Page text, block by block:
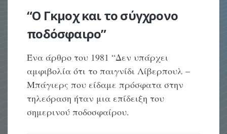
“Ο Γκμοχ και το σύγχρονο
ποδόσφαιρο”
Ένα άρθρο του 1981 “Δεν υπάρχει
αμφιβολία ότι το παιγνίδι Λίβερπουλ –
Μπάγιερς που είδαμε πρόσφατα στην
τηλεόραση ήταν μια επίδειξη του
σημερινού ποδοσφαίρου.